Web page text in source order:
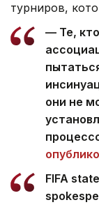
турниров,
— Те,
они не
FIFA